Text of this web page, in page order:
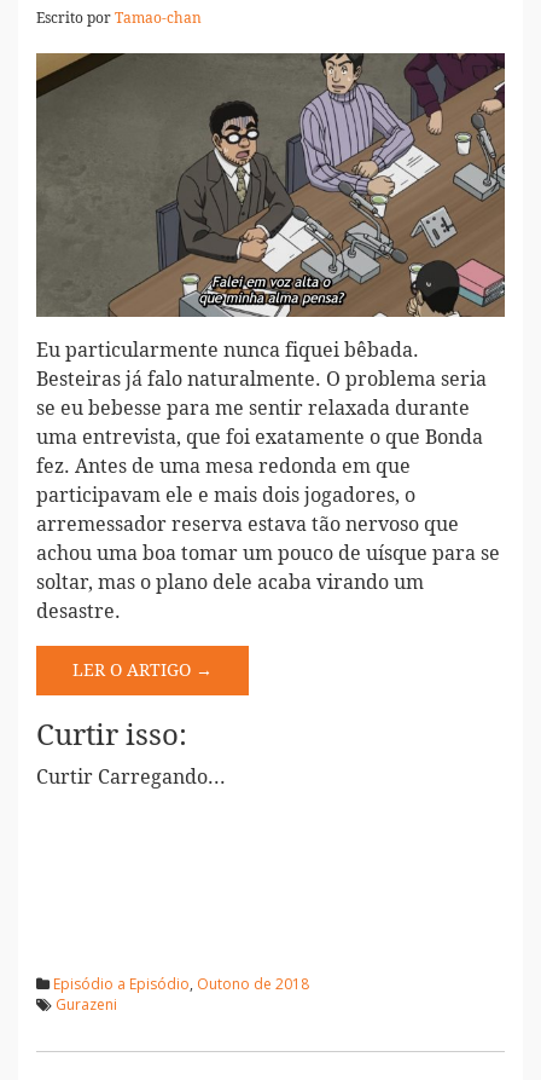
Escrito porTamao-chan
Eu particularmente nunca fiquei bêbada.
Besteiras já falo naturalmente. O problema seria
se eu bebesse para me sentir relaxada durante
uma entrevista, que foi exatamente o que Bonda
fez. Antes de uma mesa redonda em que
participavam ele e mais dois jogadores, o
arremessador reserva estava tão nervoso que
achou uma boa tomar um pouco de uísque para se
soltar, mas o plano dele acaba virando um
desastre.
LER O ARTIGO →
Curtir isso:
Curtir Carregando...
Episódio a Episódio, Outono de 2018
Gurazeni